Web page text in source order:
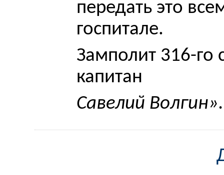
передать это
госпитале.
Замполит 316-го
капитан
Савелий Волгин».